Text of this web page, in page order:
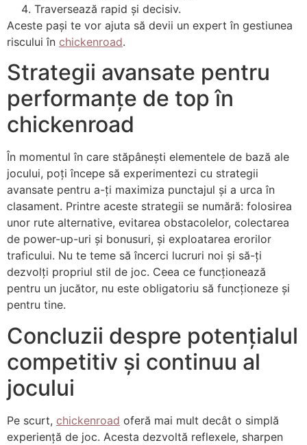
Traversează rapid și decisiv.
Aceste pași te vor ajuta să devii un expert în gestiunea
riscului în chickenroad.
Strategii avansate pentru
performanțe de top în
chickenroad
În momentul în care stăpânești elementele de bază ale
jocului, poți începe să experimentezi cu strategii
avansate pentru a-ți maximiza punctajul și a urca în
clasament. Printre aceste strategii se numără: folosirea
unor rute alternative, evitarea obstacolelor, colectarea
de power-up-uri și bonusuri, și exploatarea erorilor
traficului. Nu te teme să încerci lucruri noi și să-ți
dezvolți propriul stil de joc. Ceea ce funcționează
pentru un jucător, nu este obligatoriu să funcționeze și
pentru tine.
Concluzii despre potențialul
competitiv și continuu al
jocului
Pe scurt, chickenroad oferă mai mult decât o simplă
experiență de joc. Acesta dezvoltă reflexele, sharpen